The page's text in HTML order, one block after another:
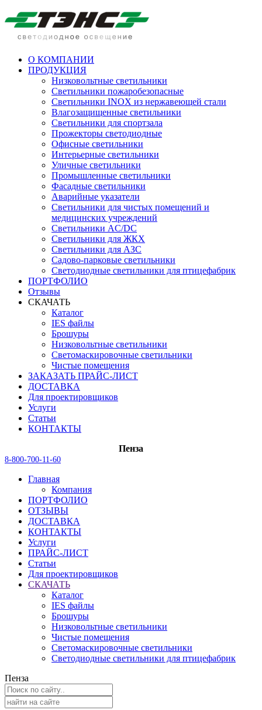
О КОМПАНИИ
ПРОДУКЦИЯ
Низковольтные светильники
Cветильники пожаробезопасные
Светильники INOX из нержавеющей стали
Влагозащищенные светильники
Светильники для спортзала
Прожекторы светодиодные
Офисные светильники
Интерьерные светильники
Уличные светильники
Промышленные светильники
Фасадные светильники
Аварийные указатели
Светильники для чистых помещений и
медицинских учреждений
Светильники AC/DC
Светильники для ЖКХ
Светильники для АЗС
Садово-парковые светильники
Светодиодные светильники для птицефабрик
ПОРТФОЛИО
Отзывы
СКАЧАТЬ
Каталог
IES файлы
Брошуры
Низковольтные светильники
Светомаскировочные светильники
Чистые помещения
ЗАКАЗАТЬ ПРАЙС-ЛИСТ
ДОСТАВКА
Для проектировщиков
Услуги
Статьи
КОНТАКТЫ
Пенза
8-800-700-11-60
Главная
Компания
ПОРТФОЛИО
ОТЗЫВЫ
ДОСТАВКА
КОНТАКТЫ
Услуги
ПРАЙС-ЛИСТ
Статьи
Для проектировщиков
СКАЧАТЬ
Каталог
IES файлы
Брошуры
Низковольтные светильники
Чистые помещения
Светомаскировочные светильники
Светодиодные светильники для птицефабрик
Пенза